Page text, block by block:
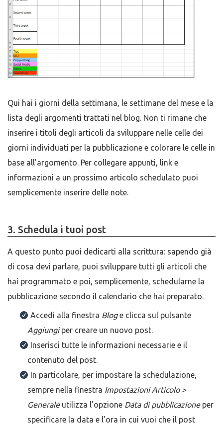
Qui hai i giorni della settimana, le settimane del mese e la
lista degli argomenti trattati nel blog. Non ti rimane che
inserire i titoli degli articoli da sviluppare nelle celle dei
giorni individuati per la pubblicazione e colorare le celle in
base all'argomento. Per collegare appunti, link e
informazioni a un prossimo articolo schedulato puoi
semplicemente inserire delle note.
3. Schedula i tuoi post
A questo punto puoi dedicarti alla scrittura: sapendo già
di cosa devi parlare, puoi sviluppare tutti gli articoli che
hai programmato e poi, semplicemente, schedularne la
pubblicazione secondo il calendario che hai preparato.
Accedi alla finestra Bloge clicca sul pulsante
Aggiungiper creare un nuovo post.
Inserisci tutte le informazioni necessarie e il
contenuto del post.
In particolare, per impostare la schedulazione,
sempre nella finestra Impostazioni Articolo >
Generaleutilizza l’opzione Data di pubblicazioneper
specificare la data e l’ora in cui vuoi che il post